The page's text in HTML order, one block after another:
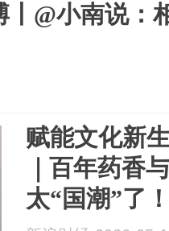
丨@小南说：
赋能文化新
｜百年药香
太“国潮”了